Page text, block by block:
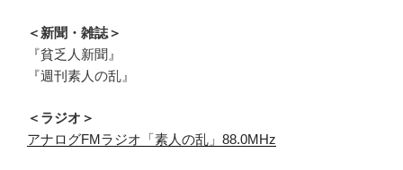
＜新聞・雑誌＞
『貧乏人新聞』
『週刊素人の乱』
＜ラジオ＞
アナログFMラジオ「素人の乱」88.0MHz